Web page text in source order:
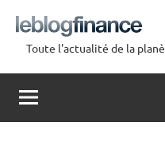
contenu
Le
Blog
Finance
Toute l'actualité de la